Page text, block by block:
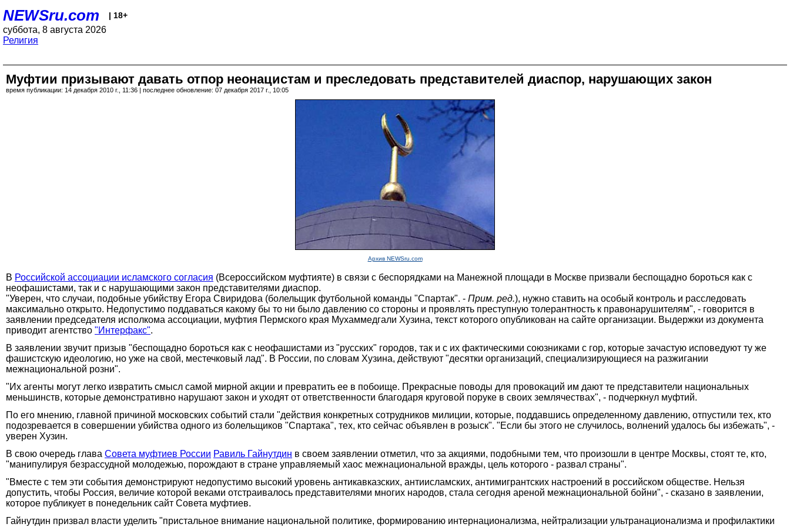
NEWSru.com | 18+
суббота, 8 августа 2026
Религия
Муфтии призывают давать отпор неонацистам и преследовать представителей диаспор, нарушающих закон
время публикации: 14 декабря 2010 г., 11:36 | последнее обновление: 07 декабря 2017 г., 10:05
Архив NEWSru.com
В Российской ассоциации исламского согласия (Всероссийском муфтияте) в связи с беспорядками на Манежной площади в Москве призвали беспощадно бороться как с
неофашистами, так и с нарушающими закон представителями диаспор.
"Уверен, что случаи, подобные убийству Егора Свиридова (болельщик футбольной команды "Спартак". - Прим. ред.), нужно ставить на особый контроль и расследовать
максимально открыто. Недопустимо поддаваться какому бы то ни было давлению со стороны и проявлять преступную толерантность к правонарушителям", - говорится в
заявлении председателя исполкома ассоциации, муфтия Пермского края Мухаммедгали Хузина, текст которого опубликован на сайте организации. Выдержки из документа
приводит агентство "Интерфакс".
В заявлении звучит призыв "беспощадно бороться как с неофашистами из "русских" городов, так и с их фактическими союзниками с гор, которые зачастую исповедуют ту же
фашистскую идеологию, но уже на свой, местечковый лад". В России, по словам Хузина, действуют "десятки организаций, специализирующиеся на разжигании
межнациональной розни".
"Их агенты могут легко извратить смысл самой мирной акции и превратить ее в побоище. Прекрасные поводы для провокаций им дают те представители национальных
меньшинств, которые демонстративно нарушают закон и уходят от ответственности благодаря круговой поруке в своих землячествах", - подчеркнул муфтий.
По его мнению, главной причиной московских событий стали "действия конкретных сотрудников милиции, которые, поддавшись определенному давлению, отпустили тех, кто
подозревается в совершении убийства одного из болельщиков "Спартака", тех, кто сейчас объявлен в розыск". "Если бы этого не случилось, волнений удалось бы избежать", -
уверен Хузин.
В свою очередь глава Совета муфтиев России Равиль Гайнутдин в своем заявлении отметил, что за акциями, подобными тем, что произошли в центре Москвы, стоят те, кто,
"манипулируя безрассудной молодежью, порождают в стране управляемый хаос межнациональной вражды, цель которого - развал страны".
"Вместе с тем эти события демонстрируют недопустимо высокий уровень антикавказских, антиисламских, антимигрантских настроений в российском обществе. Нельзя
допустить, чтобы Россия, величие которой веками отстраивалось представителями многих народов, стала сегодня ареной межнациональной бойни", - сказано в заявлении,
которое публикует в понедельник сайт Совета муфтиев.
Гайнутдин призвал власти уделить "пристальное внимание национальной политике, формированию интернационализма, нейтрализации ультранационализма и профилактики